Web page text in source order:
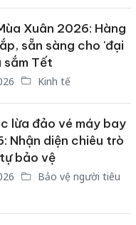
Xuân 2026: Hàng
sẵn sàng cho 'đại
sắm Tết
Kinh tế
lừa đảo vé máy bay
Nhận diện chiêu trò
bảo vệ
Bảo vệ người tiêu